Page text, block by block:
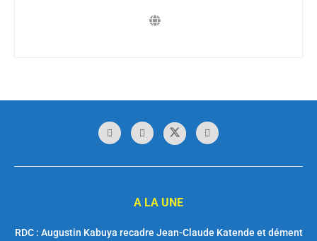
A LA UNE
RDC : Augustin Kabuya recadre Jean-Claude Katende et dément